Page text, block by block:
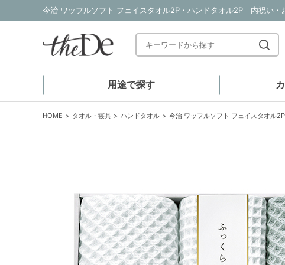
今治 ワッフルソフト フェイスタオル2P・ハンドタオル2P｜内祝い
用途で探す
HOME タオル・寝具 ハンドタオル 今治 ワッフルソフト フェイスタオル